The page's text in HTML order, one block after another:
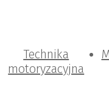
Technika
motoryzacyjna